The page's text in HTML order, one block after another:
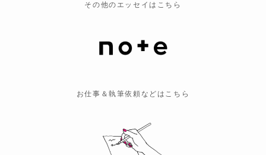
その他のエッセイはこちら
お仕事＆執筆依頼などはこちら